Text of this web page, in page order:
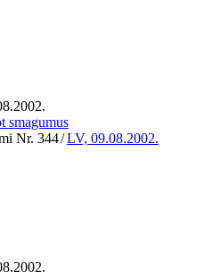
smagumus
Nr. 344/LV, 09.08.2002.